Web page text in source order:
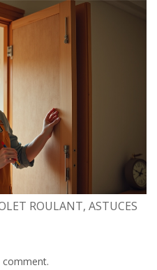
ROULANT, ASTUCES